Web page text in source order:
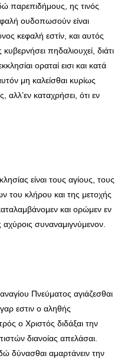
παρεπιδήμους, ης τινός
ουδοπωσούν είναι
κεφαλή εστίν, και αυτός
πηδαλιουχεί, διάτι
οραταί εισι και κατά
μη καλείσθαι κυρίως
αλλ’εν καταχρήσει, ότι εν
είναι τους αγίους, τους
του κλήρου και της μετοχής
και ορώμεν εν
αχύροις συναναμιγνύμενον.
Πνεύματος αγιάζεσθαι
εστιν ο αληθής
ο Χριστός διδάξαι την
διανοίας απελάσαι.
δύνασθαι αμαρτάνειν την